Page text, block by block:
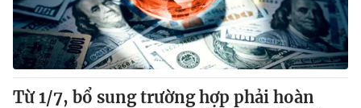
Từ 1/7, bổ sung trường hợp phải hoàn